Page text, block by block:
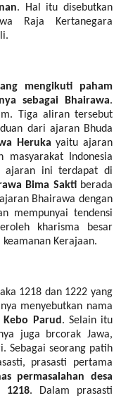
. Hal itu disebutkan
Raja Kertanegara
mengikuti paham
sebagai Bhairawa.
Tiga aliran tersebut
dari ajaran Bhuda
Heruka yaitu ajaran
masyarakat Indonesia
ajaran ini terdapat di
Bima Saktiberada
Bhairawa dengan
mempunyai tendensi
kharisma besar
Kerajaan.
1218 dan 1222 yang
menyebutkan nama
Kebo Parud . Selain itu
juga brcorak Jawa,
Sebagai seorang patih
prasasti pertama
permasalahan desa
1218. Dalam prasasti